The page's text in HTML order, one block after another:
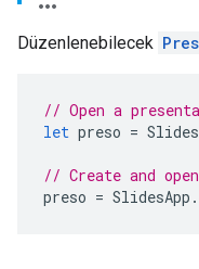
Düzenlenebilecek
// Open a
let preso =
// Create and
preso = SlidesApp .